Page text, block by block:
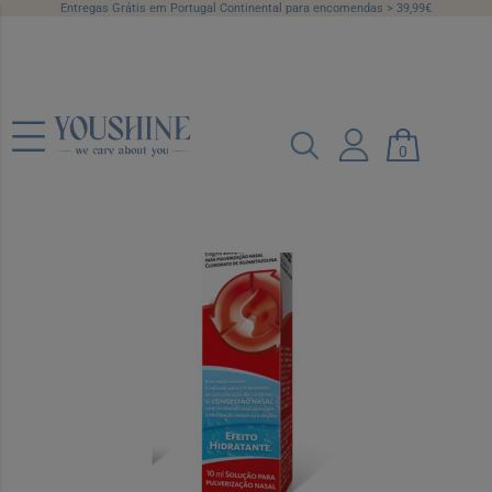
Entregas Grátis em Portugal Continental para encomendas > 39,99€
0
Actifed Descongestionante , 1 mg/ml
Frasco 10 ml Sol pulv nasal